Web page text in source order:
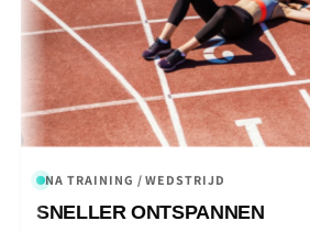
NA TRAINING / WEDSTRIJD
SNELLER ONTSPANNEN